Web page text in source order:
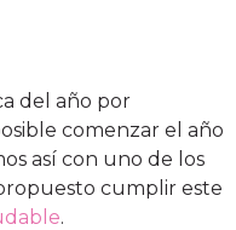
del año por
comenzar el año
así con uno de los
cumplir este
.